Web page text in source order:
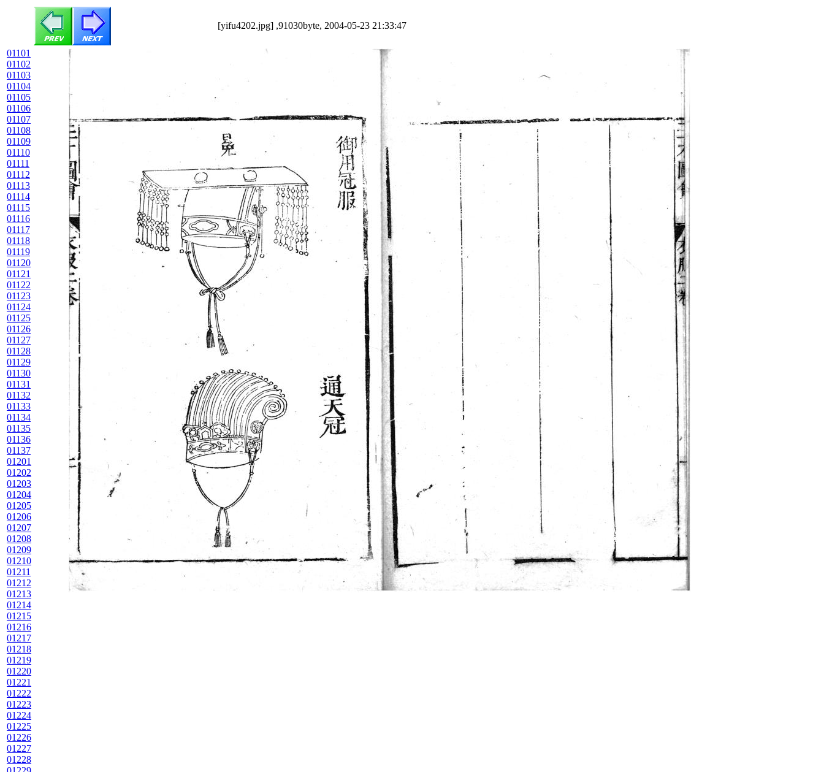
[yifu4202.jpg] ,91030byte, 2004-05-23 21:33:47
01101
01102
01103
01104
01105
01106
01107
01108
01109
01110
01111
01112
01113
01114
01115
01116
01117
01118
01119
01120
01121
01122
01123
01124
01125
01126
01127
01128
01129
01130
01131
01132
01133
01134
01135
01136
01137
01201
01202
01203
01204
01205
01206
01207
01208
01209
01210
01211
01212
01213
01214
01215
01216
01217
01218
01219
01220
01221
01222
01223
01224
01225
01226
01227
01228